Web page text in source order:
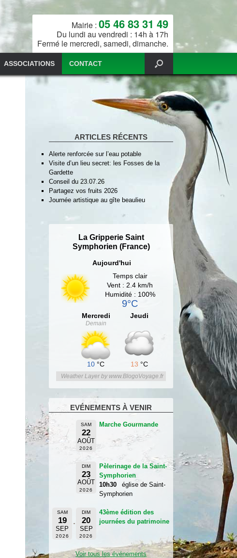
Mairie : 05 46 83 31 49
Du lundi au vendredi : 14h à 17h
Fermé le mercredi, samedi, dimanche.
ASSOCIATIONS CONTACT
ARTICLES RÉCENTS
Alerte renforcée sur l’eau potable
Visite d’un lieu secret: les Fosses de la
Gardette
Conseil du 23.07.26
Partagez vos fruits 2026
Journée artistique au gîte beaulieu
La Gripperie Saint
Symphorien (France)
Aujourd'hui
Temps clair
Vent : 2.4 km/h
Humidité : 100%
9°C
Mercredi
Demain
10 °C
Jeudi
13 °C
Weather Layer by www.BlogoVoyage.fr
EVÉNEMENTS À VENIR
SAM
22
AOÛT
2026
Marche Gourmande
DIM
23
AOÛT
2026
Pèlerinage de la Saint-
Symphorien
10h30
église de Saint-
Symphorien
SAM
19
SEP
2026
DIM
20
SEP
2026
43ème édition des
journées du patrimoine
Voir tous les événements